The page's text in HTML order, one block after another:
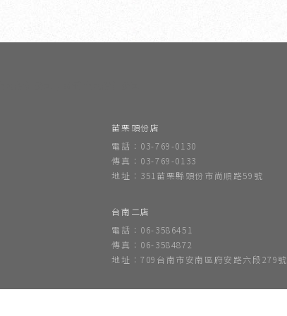
苗栗頭份店
電話：03-769-0130
傳真：03-769-0133
地址：351苗栗縣頭份市尚順路59號
台南二店
電話：06-3586451
傳真：06-3584872
地址：709台南市安南區府安路六段279號